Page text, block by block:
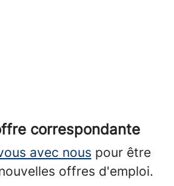
correspondante
avec nous pour être
offres d'emploi.